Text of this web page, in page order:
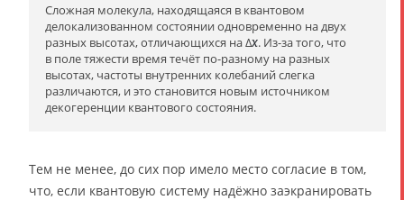
Сложная молекула, находящаяся в квантовом
делокализованном состоянии одновременно на двух
разных высотах, отличающихся на Δx. Из-за того, что
в поле тяжести время течёт по-разному на разных
высотах, частоты внутренних колебаний слегка
различаются, и это становится новым источником
декогеренции квантового состояния.
Тем не менее, до сих пор имело место согласие в том,
что, если квантовую систему надёжно заэкранировать